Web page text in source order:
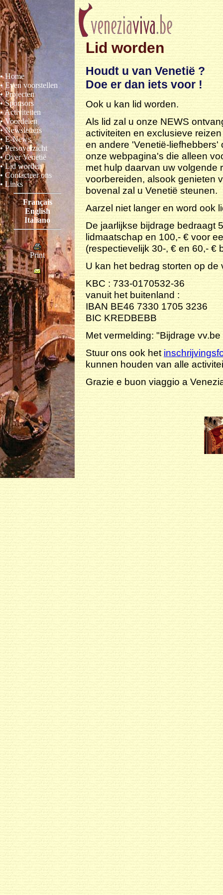
• Home
• Even voorstellen
• Projecten
• Sponsors
• Activiteiten
• Voordelen
• Newsletters
• E-News
• Persoverzicht
• Over Venetië
• Lid worden
• Contacteer ons
• Links
Français
English
Italiano
Print
Lid worden
Houdt u van Venetië ?
Doe er dan iets voor !
Ook u kan lid worden.
Als lid zal u onze NEWS
activiteiten en exclusieve
en andere 'Venetië-
onze webpagina's die alleen
met hulp daarvan uw volgende
voorbereiden, alsook genieten
bovenal zal u Venetië steunen.
Aarzel niet langer en word ook
De jaarlijkse bijdrage bedraagt
lidmaatschap en 100,- € voor
(respectievelijk 30-, € en 60,- €
U kan het bedrag storten op
KBC : 733-0170532-36
vanuit het buitenland :
IBAN BE46 7330 1705 3236
BIC KREDBEBB
Met vermelding: "Bijdrage
Stuur ons ook het
kunnen houden van alle
Grazie e buon viaggio a